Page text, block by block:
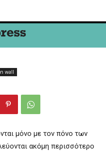
wall
μόνο με τον πόνο των
ακόμη περισσότερο